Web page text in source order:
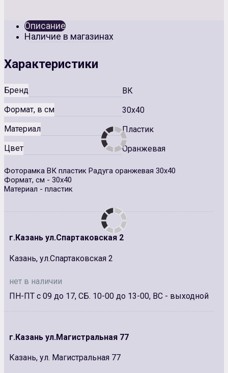
Описание
Наличие в магазинах
Характеристики
Бренд
ВК
Формат, в см
30x40
Материал
Пластик
Цвет
Оранжевая
Фоторамка ВК пластик Радуга оранжевая 30х40
Формат, см - 30х40
Материал - пластик
г.Казань ул.Спартаковская 2
Казань, ул.Спартаковская 2
нет в наличии
ПН-ПТ с 09 до 17, СБ. 10-00 до 13-00, ВС - выходной
г.Казань ул.Магистральная 77
Казань, ул. Магистральная 77